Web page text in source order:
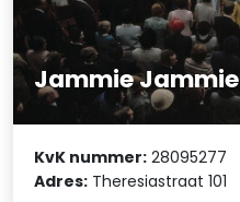
Jammie Jammie
KvK nummer: 28095277
Adres: Theresiastraat 101